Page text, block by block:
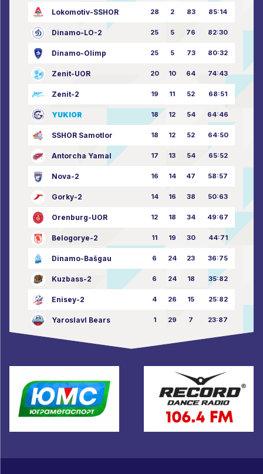
Lokomotiv-SSHOR 28 2 83 85:14
Dinamo-LO-2 25 5 76 82:30
Dinamo-Olimp 25 5 73 80:32
Zenit-UOR 20 10 64 74:43
Zenit-2 19 11 52 68:51
YUKIOR 18 12 54 64:46
SSHOR Samotlor 18 12 52 64:50
Antorcha Yamal 17 13 54 65:52
Nova-2 16 14 47 58:57
Gorky-2 14 16 38 50:63
Orenburg-UOR 12 18 34 49:67
Belogorye-2 11 19 30 44:71
Dinamo-Bašgau 6 24 23 36:75
Kuzbass-2 6 24 18 35:82
Enisey-2 4 26 15 25:82
Yaroslavl Bears 1 29 7 23:87